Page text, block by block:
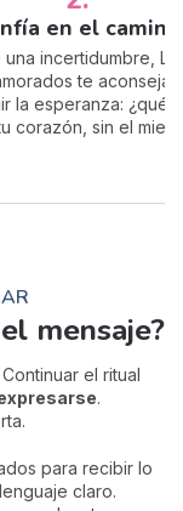
en el camino
una incertidumbre,
te aconsejan
la esperanza: ¿qué
corazón, sin el
mensaje?
el ritual
.
para recibir lo
claro.